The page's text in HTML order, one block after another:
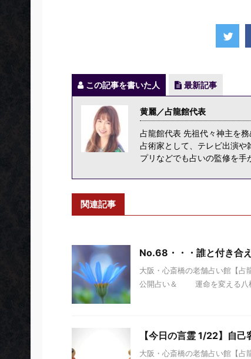
この記事を書いた人 最新記事
黄麗／占龍館代表
占龍館代表 先祖代々神主を
占術家として、テレビ出演や
プリなどでも占いの監修を手
関連記事
No.68・・・誰と付き合
大阪・心斎橋の老舗占い館【
公開占い＆ 運命を変える八
【今日の言霊 1/22】自己
大阪・心斎橋の老舗占い館【